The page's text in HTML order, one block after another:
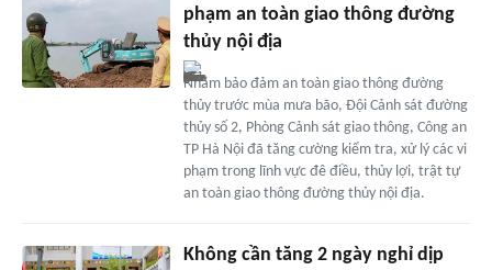
phạm an toàn giao thông đường
thủy nội địa
Nhằm bảo đảm an toàn giao thông đường
thủy trước mùa mưa bão, Đội Cảnh sát đường
thủy số 2, Phòng Cảnh sát giao thông, Công an
TP Hà Nội đã tăng cường kiểm tra, xử lý các vi
phạm trong lĩnh vực đê điều, thủy lợi, trật tự
an toàn giao thông đường thủy nội địa.
Không cần tăng 2 ngày nghỉ dịp